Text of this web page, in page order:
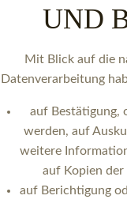
UND
Mit Blick auf die
Datenverarbeitung
auf Bestätigung,
werden, auf
weitere
auf Kopien der
auf Berichtigung